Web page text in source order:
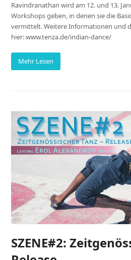
Ravindranathan wird am 12. und 13.
Workshops geben, in denen sie die
vermittelt. Weitere Informationen und
hier: www.tenza.de/indian-dance/
Mehr Lesen
SZENE#2: